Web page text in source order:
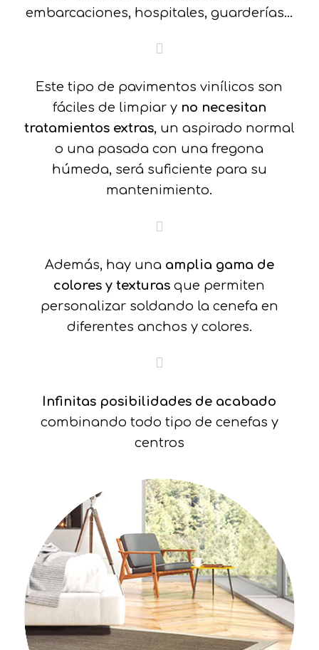
embarcaciones, hospitales, guarderías…
Este tipo de pavimentos vinílicos son
fáciles de limpiar y no necesitan
tratamientos extras, un aspirado normal
o una pasada con una fregona
húmeda, será suficiente para su
mantenimiento.
Además, hay una amplia gama de
colores y texturas que permiten
personalizar soldando la cenefa en
diferentes anchos y colores.
Infinitas posibilidades de acabado
combinando todo tipo de cenefas y
centros